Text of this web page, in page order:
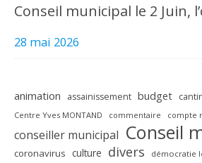
Conseil municipal le 2 Juin,
28 mai 2026
animation assainissement budget
Centre Yves MONTAND commentaire compte
conseiller municipal Conseil
coronavirus culture divers démocratie